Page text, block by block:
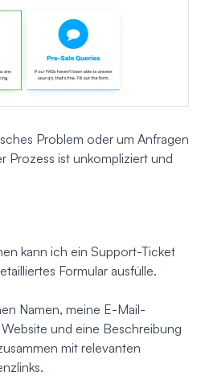
Problem oder um Anfragen
Prozess ist unkompliziert und
kann ich ein Support-Ticket
Formular ausfülle.
Namen, meine E-Mail-
und eine Beschreibung
mit relevanten